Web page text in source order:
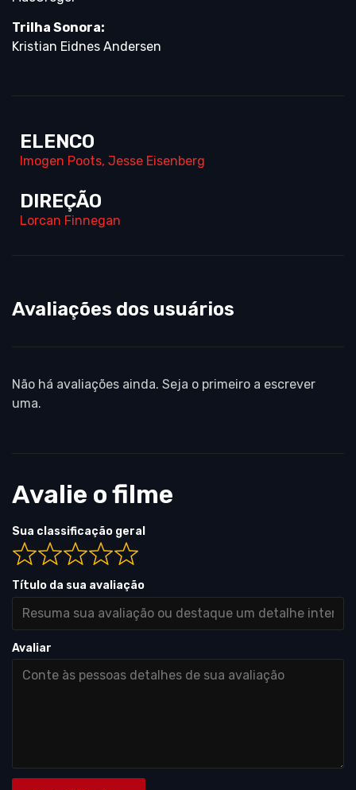
Trilha Sonora:
Kristian Eidnes Andersen
ELENCO
Imogen Poots, Jesse Eisenberg
DIREÇÃO
Lorcan Finnegan
Avaliações dos usuários
Não há avaliações ainda. Seja o primeiro a escrever
uma.
Avalie o filme
Sua classificação geral
Título da sua avaliação
Avaliar